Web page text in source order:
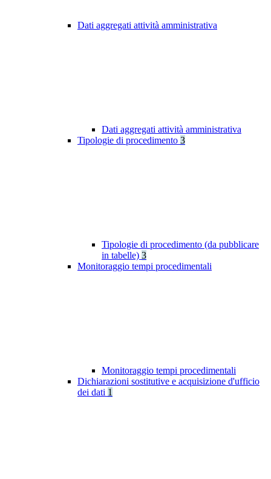
Dati aggregati attività amministrativa
Dati aggregati attività amministrativa
Tipologie di procedimento 3
Tipologie di procedimento (da pubblicare
in tabelle) 3
Monitoraggio tempi procedimentali
Monitoraggio tempi procedimentali
Dichiarazioni sostitutive e acquisizione d'ufficio
dei dati 1